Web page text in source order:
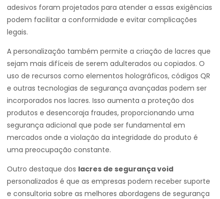
adesivos foram projetados para atender a essas exigências
podem facilitar a conformidade e evitar complicações
legais.
A personalização também permite a criação de lacres que
sejam mais difíceis de serem adulterados ou copiados. O
uso de recursos como elementos holográficos, códigos QR
e outras tecnologias de segurança avançadas podem ser
incorporados nos lacres. Isso aumenta a proteção dos
produtos e desencoraja fraudes, proporcionando uma
segurança adicional que pode ser fundamental em
mercados onde a violação da integridade do produto é
uma preocupação constante.
Outro destaque dos lacres de segurança void
personalizados é que as empresas podem receber suporte
e consultoria sobre as melhores abordagens de segurança